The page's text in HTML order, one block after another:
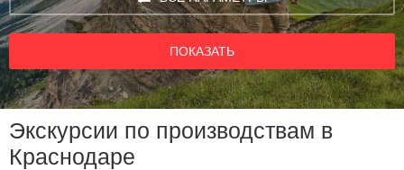
ПОКАЗАТЬ
Экскурсии по производствам в
Краснодаре